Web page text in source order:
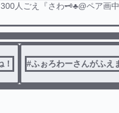
人ごえ『さわ🗝♣️@ペア画
！ #ふぉろわーさんがふえ